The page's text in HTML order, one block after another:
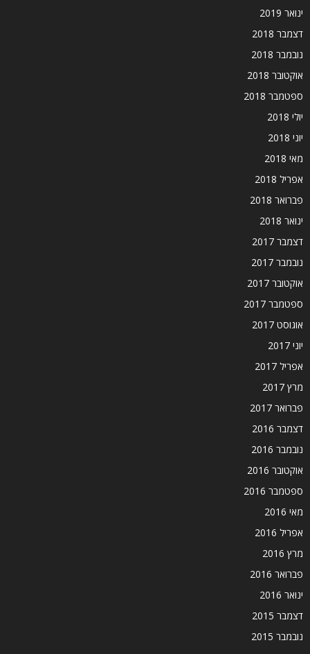
ינואר 2019
דצמבר 2018
נובמבר 2018
אוקטובר 2018
ספטמבר 2018
יולי 2018
יוני 2018
מאי 2018
אפריל 2018
פברואר 2018
ינואר 2018
דצמבר 2017
נובמבר 2017
אוקטובר 2017
ספטמבר 2017
אוגוסט 2017
יוני 2017
אפריל 2017
מרץ 2017
פברואר 2017
דצמבר 2016
נובמבר 2016
אוקטובר 2016
ספטמבר 2016
מאי 2016
אפריל 2016
מרץ 2016
פברואר 2016
ינואר 2016
דצמבר 2015
נובמבר 2015